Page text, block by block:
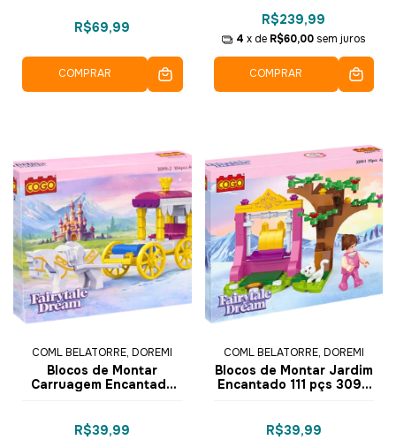
R$69,99
COMPRAR
250 pçs JFR90 - Mattel
R$239,99
4 x de R$60,00 sem juros
COMPRAR
COML BELATORRE, DOREMI
Blocos de Montar
Carruagem Encantada
R$39,99
COML BELATORRE, DOREMI
Blocos de Montar Jardim
Encantado 111 pçs 3099
R$39,99